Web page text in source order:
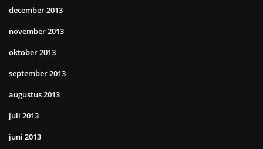
december 2013
november 2013
oktober 2013
september 2013
augustus 2013
juli 2013
juni 2013